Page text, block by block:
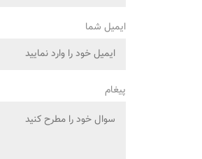
ایمیل شما
پیغام